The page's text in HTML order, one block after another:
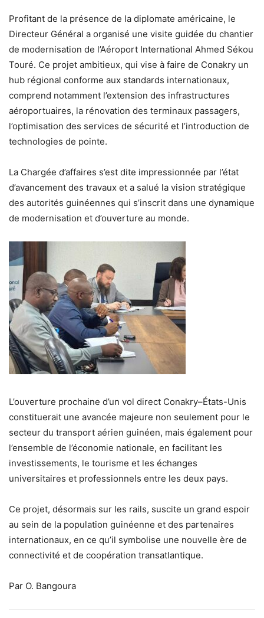
Profitant de la présence de la diplomate américaine, le
Directeur Général a organisé une visite guidée du chantier
de modernisation de l’Aéroport International Ahmed Sékou
Touré. Ce projet ambitieux, qui vise à faire de Conakry un
hub régional conforme aux standards internationaux,
comprend notamment l’extension des infrastructures
aéroportuaires, la rénovation des terminaux passagers,
l’optimisation des services de sécurité et l’introduction de
technologies de pointe.
La Chargée d’affaires s’est dite impressionnée par l’état
d’avancement des travaux et a salué la vision stratégique
des autorités guinéennes qui s’inscrit dans une dynamique
de modernisation et d’ouverture au monde.
L’ouverture prochaine d’un vol direct Conakry–États-Unis
constituerait une avancée majeure non seulement pour le
secteur du transport aérien guinéen, mais également pour
l’ensemble de l’économie nationale, en facilitant les
investissements, le tourisme et les échanges
universitaires et professionnels entre les deux pays.
Ce projet, désormais sur les rails, suscite un grand espoir
au sein de la population guinéenne et des partenaires
internationaux, en ce qu’il symbolise une nouvelle ère de
connectivité et de coopération transatlantique.
Par O. Bangoura